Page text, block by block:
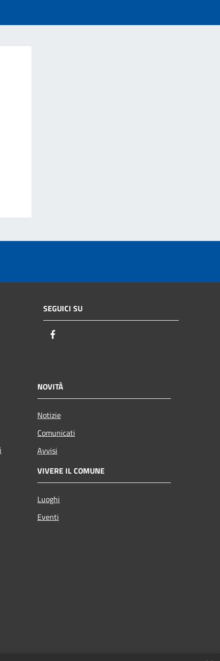
SEGUICI SU
NOVITÀ
Notizie
Comunicati
Avvisi
VIVERE IL COMUNE
Luoghi
Eventi